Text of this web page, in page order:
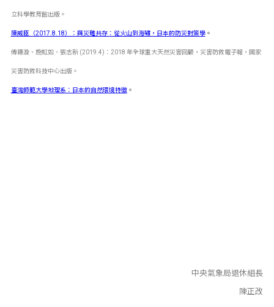
立科學教育館出版。
陳威臣（2017.8.18）：與災難共存：從火山到海嘯，日本的防災對策學。
傅鏸漩、施虹如、張志新 (2019.4)：2018 年全球重大天然災害回顧，災害防救電子報，國家
災害防救科技中心出版。
臺灣師範大學地理系：日本的自然環境特徵。
中央氣象局退休組長
陳正改